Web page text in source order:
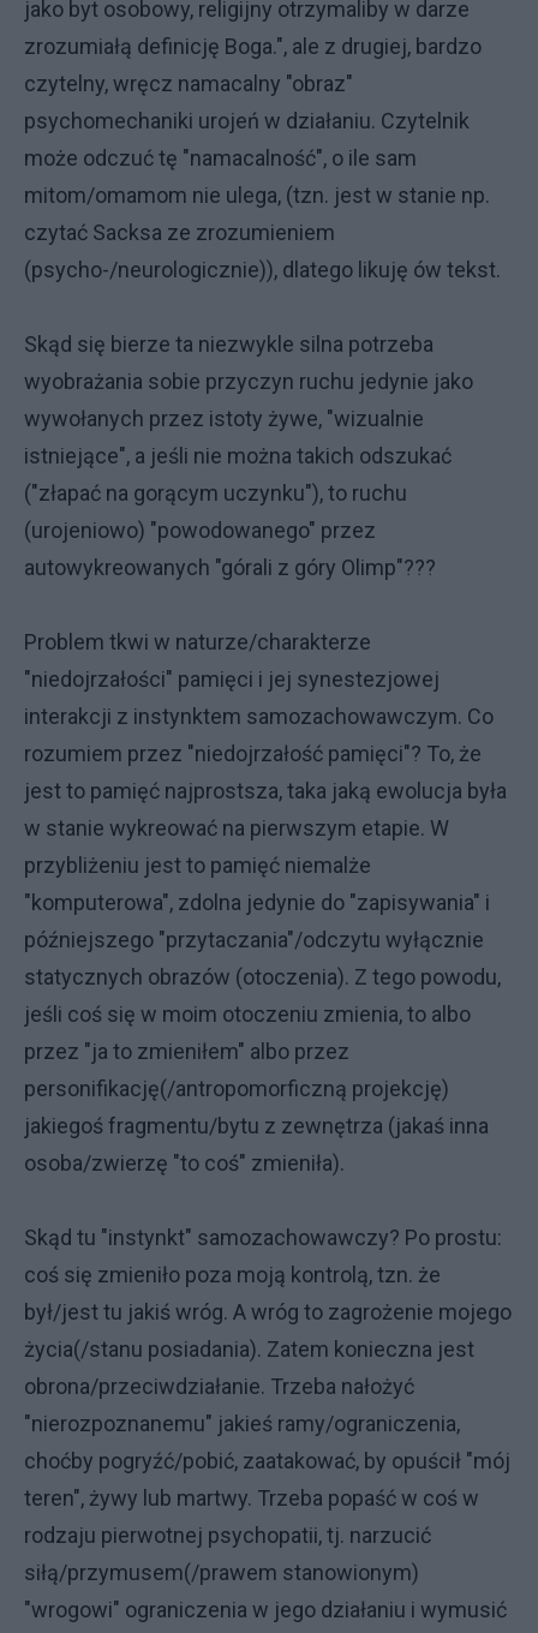
jako byt osobowy, religijny otrzymaliby w darze
zrozumiałą definicję Boga.", ale z drugiej, bardzo
czytelny, wręcz namacalny "obraz"
psychomechaniki urojeń w działaniu. Czytelnik
może odczuć tę "namacalność", o ile sam
mitom/omamom nie ulega, (tzn. jest w stanie np.
czytać Sacksa ze zrozumieniem
(psycho-/neurologicznie)), dlatego likuję ów tekst.
Skąd się bierze ta niezwykle silna potrzeba
wyobrażania sobie przyczyn ruchu jedynie jako
wywołanych przez istoty żywe, "wizualnie
istniejące", a jeśli nie można takich odszukać
("złapać na gorącym uczynku"), to ruchu
(urojeniowo) "powodowanego" przez
autowykreowanych "górali z góry Olimp"???
Problem tkwi w naturze/charakterze
"niedojrzałości" pamięci i jej synestezjowej
interakcji z instynktem samozachowawczym. Co
rozumiem przez "niedojrzałość pamięci"? To, że
jest to pamięć najprostsza, taka jaką ewolucja była
w stanie wykreować na pierwszym etapie. W
przybliżeniu jest to pamięć niemalże
"komputerowa", zdolna jedynie do "zapisywania" i
późniejszego "przytaczania"/odczytu wyłącznie
statycznych obrazów (otoczenia). Z tego powodu,
jeśli coś się w moim otoczeniu zmienia, to albo
przez "ja to zmieniłem" albo przez
personifikację(/antropomorficzną projekcję)
jakiegoś fragmentu/bytu z zewnętrza (jakaś inna
osoba/zwierzę "to coś" zmieniła).
Skąd tu "instynkt" samozachowawczy? Po prostu:
coś się zmieniło poza moją kontrolą, tzn. że
był/jest tu jakiś wróg. A wróg to zagrożenie mojego
życia(/stanu posiadania). Zatem konieczna jest
obrona/przeciwdziałanie. Trzeba nałożyć
"nierozpoznanemu" jakieś ramy/ograniczenia,
choćby pogryźć/pobić, zaatakować, by opuścił "mój
teren", żywy lub martwy. Trzeba popaść w coś w
rodzaju pierwotnej psychopatii, tj. narzucić
siłą/przymusem(/prawem stanowionym)
"wrogowi" ograniczenia w jego działaniu i wymusić